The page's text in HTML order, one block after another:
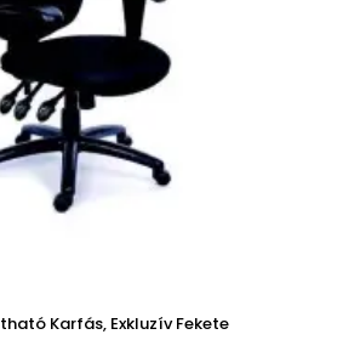
Karfás, Exkluzív Fekete